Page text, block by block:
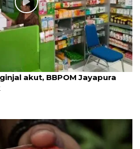
akut, BBPOM Jayapura